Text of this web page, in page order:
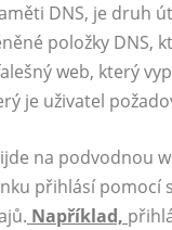
DNS, je druh
položky DNS,
web, který
je uživatel
na podvodnou
přihlásí pomocí
Například,